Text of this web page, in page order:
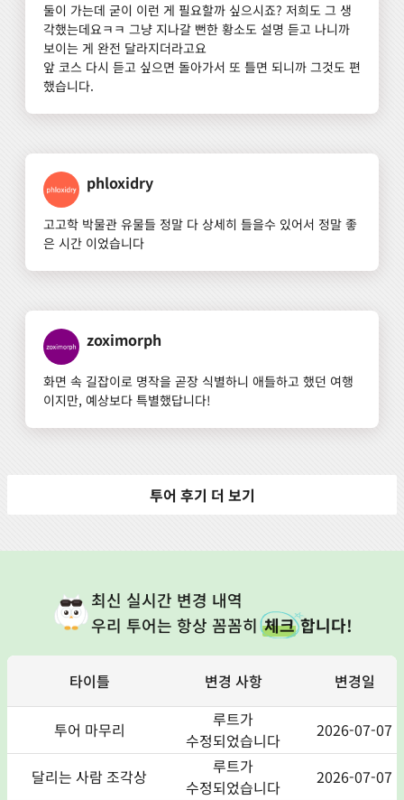
둘이 가는데 굳이 이런 게 필요할까 싶으시죠? 저희도 그 생
각했는데요ㅋㅋ 그냥 지나갈 뻔한 황소도 설명 듣고 나니까
보이는 게 완전 달라지더라고요
앞 코스 다시 듣고 싶으면 돌아가서 또 틀면 되니까 그것도 편
했습니다.
phloxidry
고고학 박물관 유물들 정말 다 상세히 들을수 있어서 정말 좋
은 시간 이었습니다
zoximorph
화면 속 길잡이로 명작을 곧장 식별하니 애들하고 했던 여행
이지만, 예상보다 특별했답니다!
투어 후기 더 보기
최신 실시간 변경 내역
우리 투어는 항상 꼼꼼히체크합니다!
타이틀 변경 사항 변경일
투어 마무리
루트가
수정되었습니다
2026-07-07
달리는 사람 조각상
루트가
수정되었습니다
2026-07-07